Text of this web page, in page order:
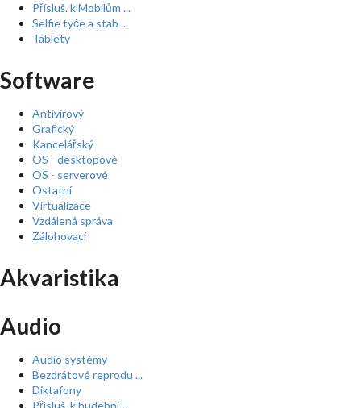
Přísluš. k Mobilům ...
Selfie tyče a stab ...
Tablety
Software
Antivirový
Grafický
Kancelářský
OS - desktopové
OS - serverové
Ostatní
Virtualizace
Vzdálená správa
Zálohovací
Akvaristika
Audio
Audio systémy
Bezdrátové reprodu ...
Diktafony
Přísluš. k hudební ...